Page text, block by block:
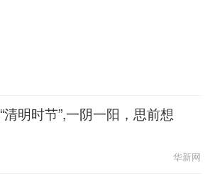
“清明时节”,一阴一阳，思前想
华新网